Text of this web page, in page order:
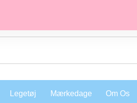
Legetøj Mærkedage Om Os